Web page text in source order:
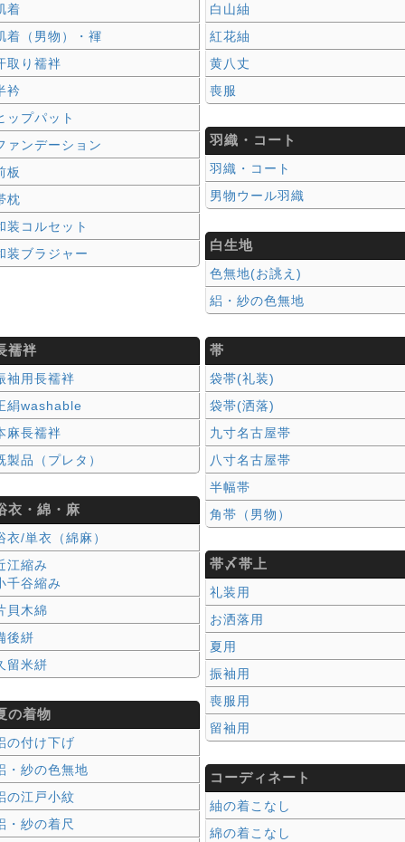
着
着（男物）・褌
取り襦袢
衿
ップパット
ァンデーション
板
枕
装コルセット
装ブラジャー
白山紬
紅花紬
黄八丈
喪服
羽織・コート
羽織・コート
男物ウール羽織
白生地
色無地(お誂え)
絽・紗の色無地
襦袢
袖用長襦袢
絹washable
麻長襦袢
製品（プレタ）
衣・綿・麻
衣/単衣（綿麻）
江縮み
千谷縮み
貝木綿
後絣
留米絣
の着物
の付け下げ
・紗の色無地
の江戸小紋
・紗の着尺
帯
袋帯(礼装)
袋帯(洒落)
九寸名古屋帯
八寸名古屋帯
半幅帯
角帯（男物）
帯〆帯上
礼装用
お洒落用
夏用
振袖用
喪服用
留袖用
コーディネート
紬の着こなし
綿の着こなし